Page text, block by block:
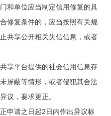
和单位应当制定信用修复的具
修复条件的，应当按照有关规
共享公开相关失信信息，或者
享平台提供的社会信用信息存
屏蔽等情形，或者侵犯其合法
议，要求更正。
申请之日起2日内作出异议标